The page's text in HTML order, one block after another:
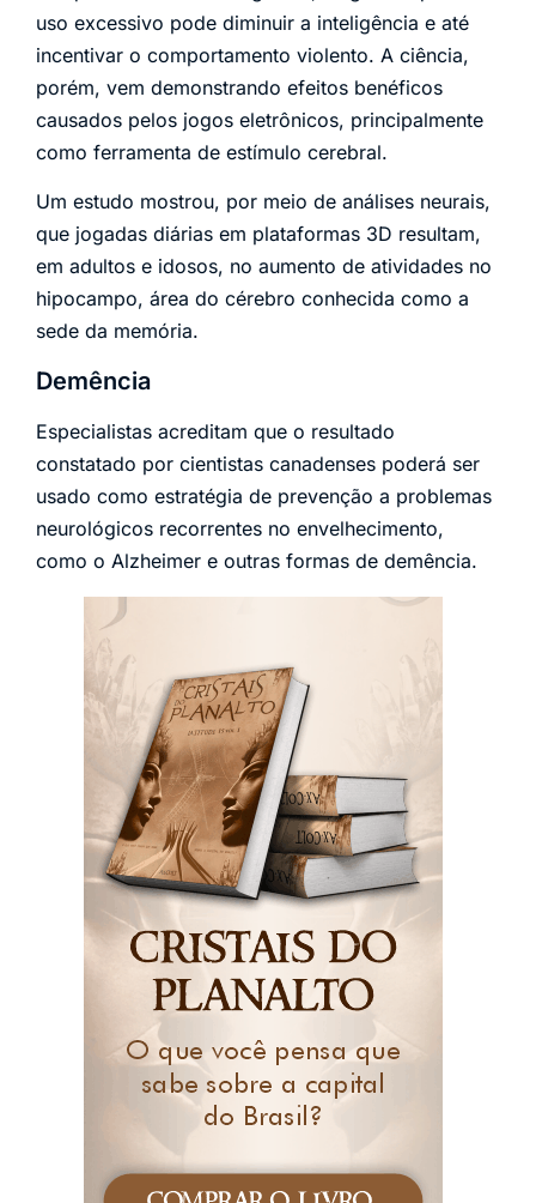
uso excessivo pode diminuir a inteligência e até
incentivar o comportamento violento. A ciência,
porém, vem demonstrando efeitos benéficos
causados pelos jogos eletrônicos, principalmente
como ferramenta de estímulo cerebral.
Um estudo mostrou, por meio de análises neurais,
que jogadas diárias em plataformas 3D resultam,
em adultos e idosos, no aumento de atividades no
hipocampo, área do cérebro conhecida como a
sede da memória.
Demência
Especialistas acreditam que o resultado
constatado por cientistas canadenses poderá ser
usado como estratégia de prevenção a problemas
neurológicos recorrentes no envelhecimento,
como o Alzheimer e outras formas de demência.